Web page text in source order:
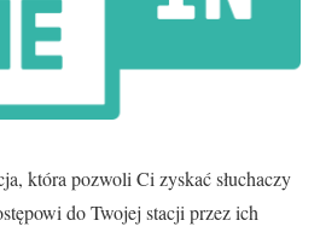
która pozwoli Ci zyskać słuchaczy
do Twojej stacji przez ich